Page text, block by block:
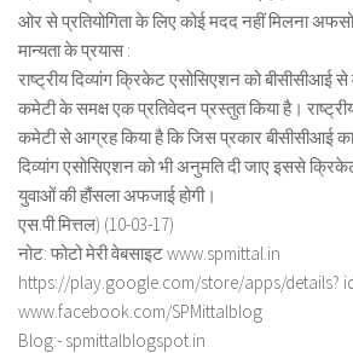
ओर से प्रतियोगिता के लिए कोई मदद नहीं मिलना
मान्यता के प्रयास :
राष्ट्रीय दिव्यांग क्रिकेट एसोसिएशन को बीसीसीआई से
कमेटी के समक्ष एक प्रतिवेदन प्रस्तुत किया है।
कमेटी से आग्रह किया है कि जिस प्रकार बीसीसीआई
दिव्यांग एसोसिएशन को भी अनुमति दी जाए इससे
युवाओं की हौंसला अफजाई होगी।
एस.पी.मित्तल) (10-03-17)
नोट: फोटो मेरी वेबसाइट www.spmittal.in
https://play.google.com/store/apps/details?
www.facebook.com/SPMittalblog
Blog:- spmittalblogspot.in